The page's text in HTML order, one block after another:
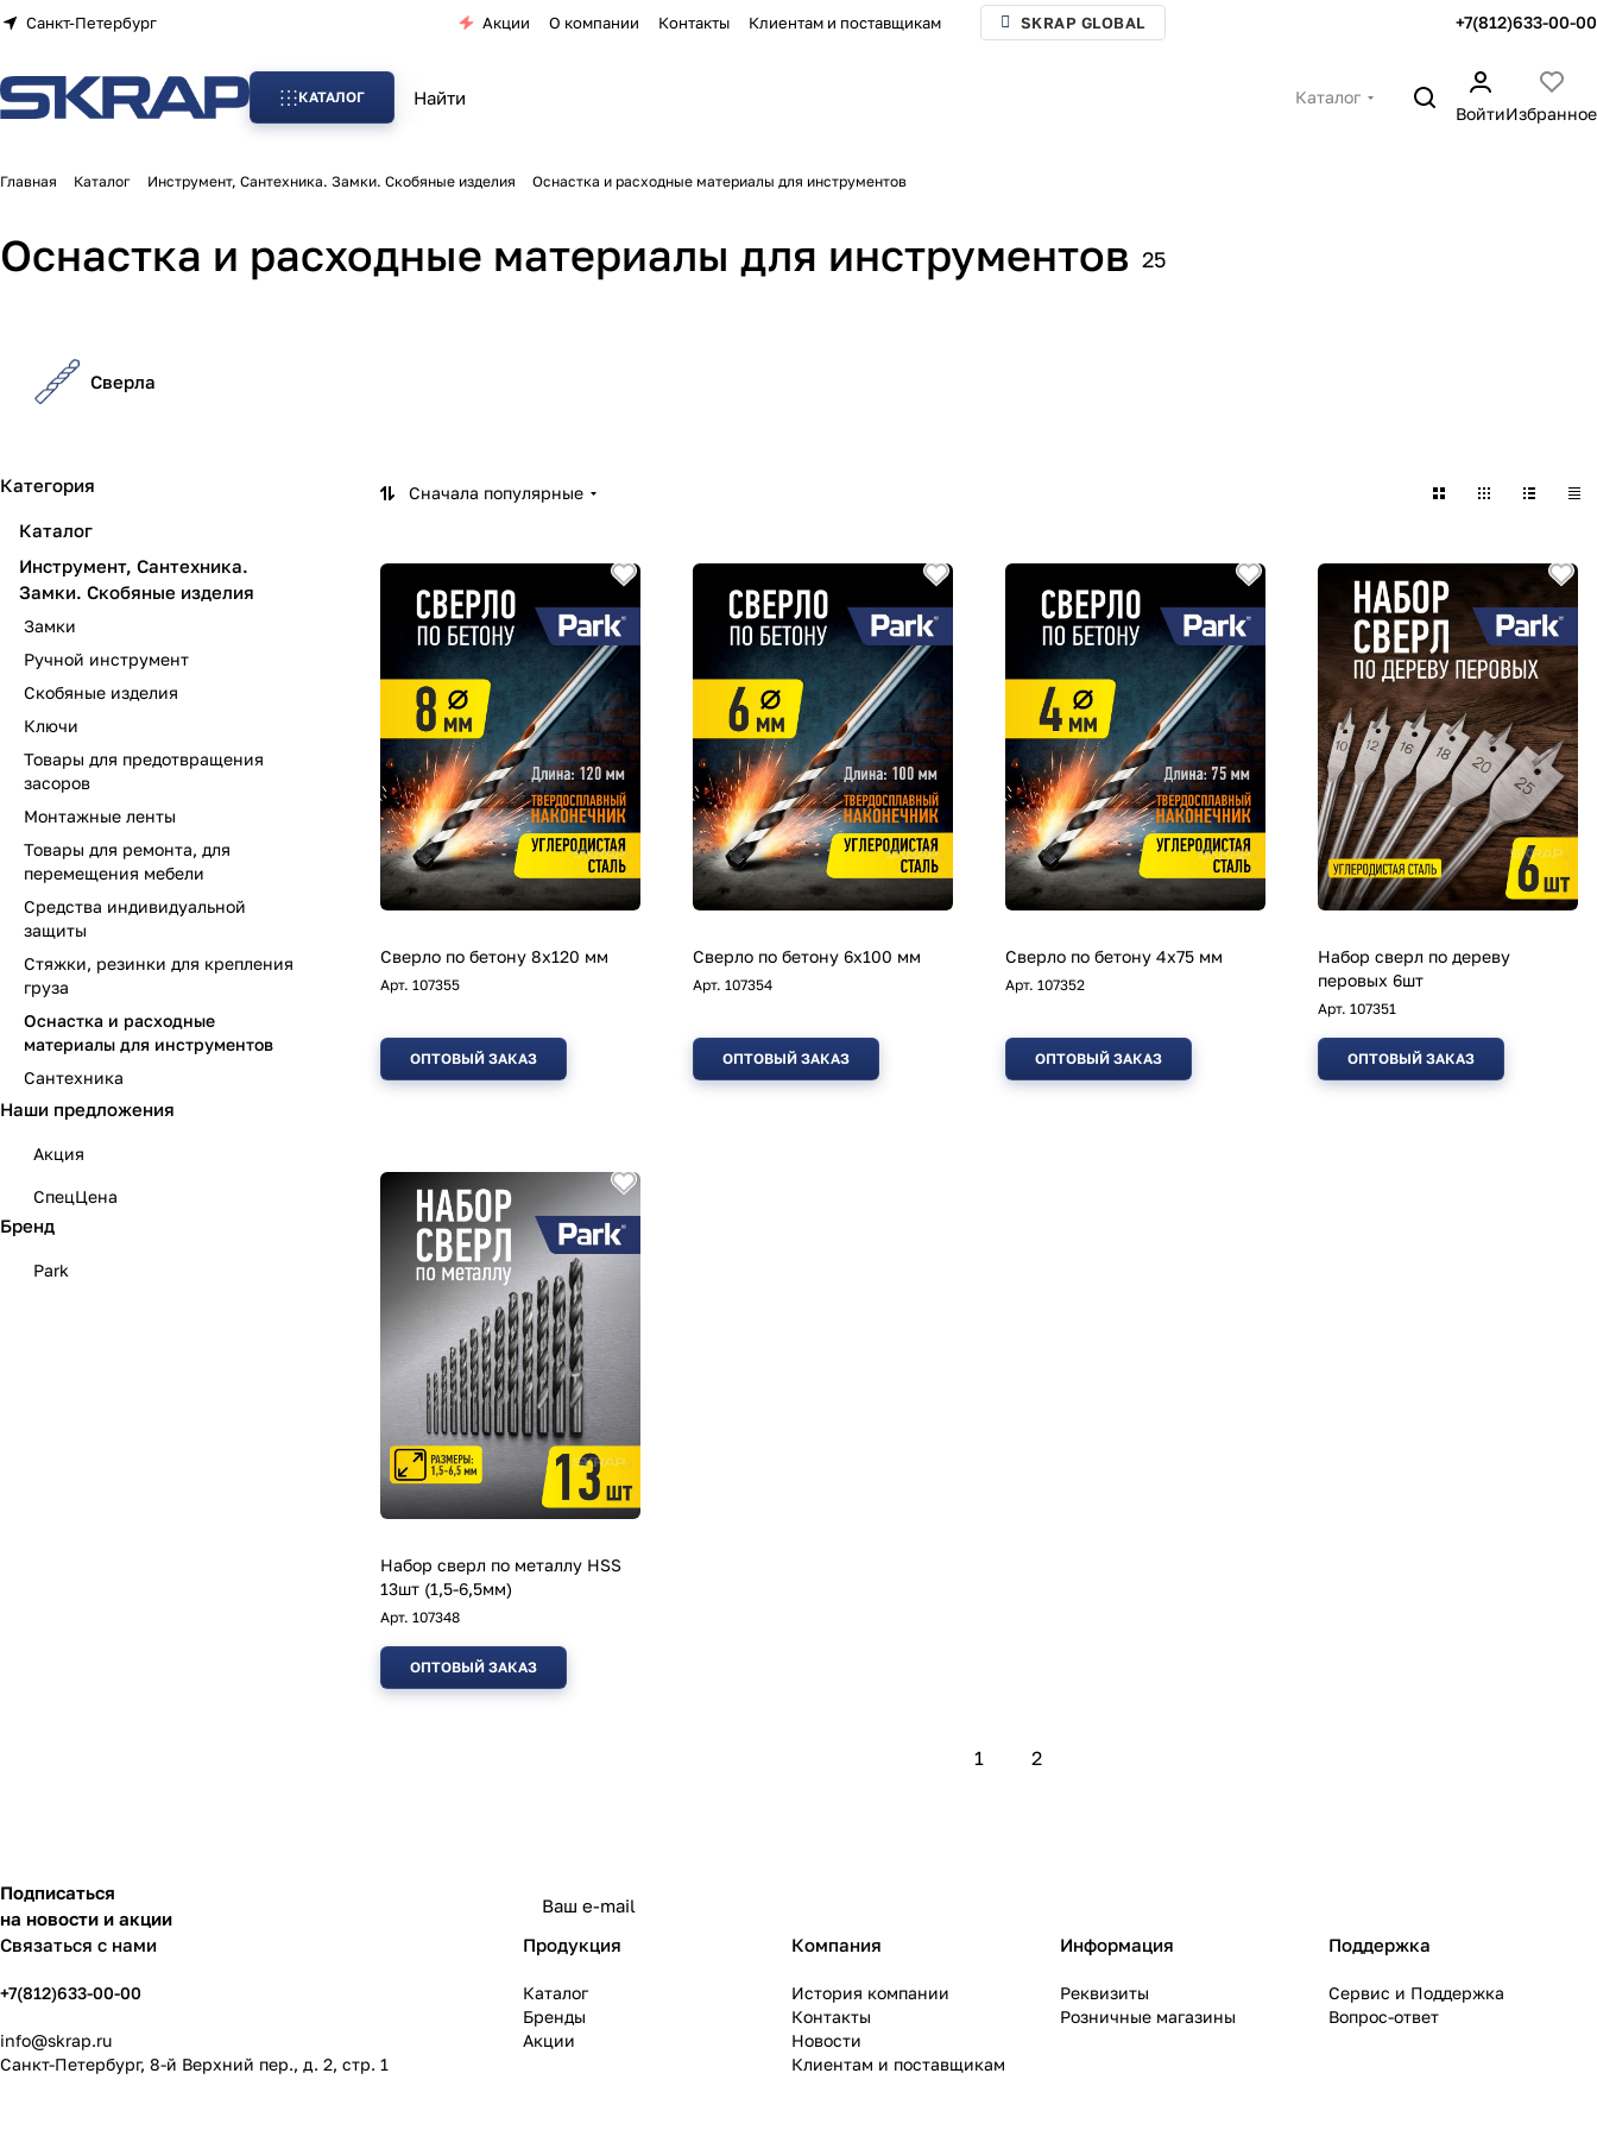
Санкт-Петербург Акции О компании Контакты Клиентам и поставщикам SKRAP GLOBAL +7(812)633-00-00
КАТАЛОГ
Каталог
ВойтиИзбранное
Главная Каталог Инструмент, Сантехника. Замки. Скобяные изделия Оснастка и расходные материалы для инструментов
Оснастка и расходные материалы для инструментов 25
Сверла
Сначала популярные
Сверло по бетону 8х120 мм
Арт. 107355
ОПТОВЫЙ ЗАКАЗ
Сверло по бетону 6х100 мм
Арт. 107354
ОПТОВЫЙ ЗАКАЗ
Сверло по бетону 4х75 мм
Арт. 107352
ОПТОВЫЙ ЗАКАЗ
Набор сверл по дереву
перовых 6шт
Арт. 107351
ОПТОВЫЙ ЗАКАЗ
Набор сверл по металлу HSS
13шт (1,5-6,5мм)
Арт. 107348
ОПТОВЫЙ ЗАКАЗ
1 2
Категория
Каталог
Инструмент, Сантехника.
Замки. Скобяные изделия
Замки
Ручной инструмент
Скобяные изделия
Ключи
Товары для предотвращения
засоров
Монтажные ленты
Товары для ремонта, для
перемещения мебели
Средства индивидуальной
защиты
Стяжки, резинки для крепления
груза
Оснастка и расходные
материалы для инструментов
Сантехника
Наши предложения
Акция
СпецЦена
Бренд
Park
Подписаться
на новости и акции
Связаться с нами
+7(812)633-00-00
info@skrap.ru
Санкт-Петербург, 8-й Верхний пер., д. 2, стр. 1
Продукция
Каталог
Бренды
Акции
Компания
История компании
Контакты
Новости
Клиентам и поставщикам
Информация
Реквизиты
Розничные магазины
Поддержка
Сервис и Поддержка
Вопрос-ответ